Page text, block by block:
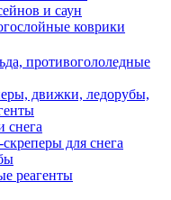
и саун
коврики
противогололедные
движки, ледорубы,
снега
для снега
реагенты